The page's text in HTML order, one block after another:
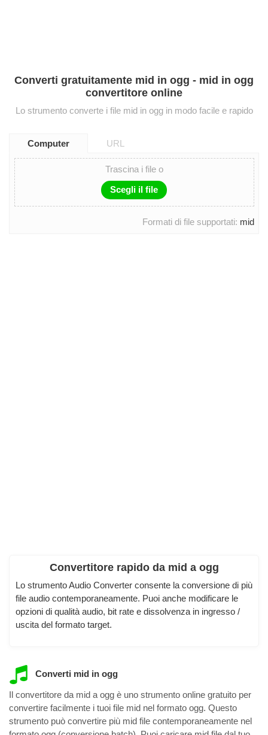
Converti gratuitamente mid in ogg - mid in ogg
convertitore online
Lo strumento converte i file mid in ogg in modo facile e rapido
Computer URL
Trascina i file o
Scegli il file
Formati di file supportati: mid
Convertitore rapido da mid a ogg
Lo strumento Audio Converter consente la conversione di più
file audio contemporaneamente. Puoi anche modificare le
opzioni di qualità audio, bit rate e dissolvenza in ingresso /
uscita del formato target.
Converti mid in ogg
Il convertitore da mid a ogg è uno strumento online gratuito per
convertire facilmente i tuoi file mid nel formato ogg. Questo
strumento può convertire più mid file contemporaneamente nel